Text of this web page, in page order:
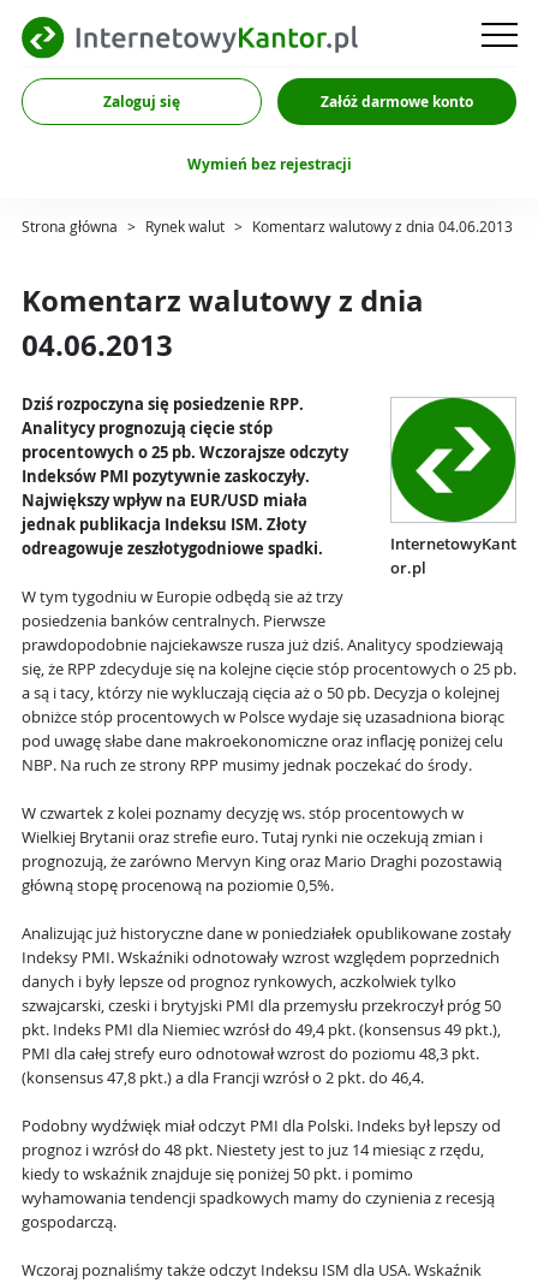
Zaloguj się Załóż darmowe konto
Wymień bez rejestracji
Strona główna > Rynek walut > Komentarz walutowy z dnia 04.06.2013
Komentarz walutowy z dnia
04.06.2013
InternetowyKant
or.pl
Dziś rozpoczyna się posiedzenie RPP.
Analitycy prognozują cięcie stóp
procentowych o 25 pb. Wczorajsze odczyty
Indeksów PMI pozytywnie zaskoczyły.
Największy wpływ na EUR/USD miała
jednak publikacja Indeksu ISM. Złoty
odreagowuje zeszłotygodniowe spadki.
W tym tygodniu w Europie odbędą sie aż trzy
posiedzenia banków centralnych. Pierwsze
prawdopodobnie najciekawsze rusza już dziś. Analitycy spodziewają
się, że RPP zdecyduje się na kolejne cięcie stóp procentowych o 25 pb.
a są i tacy, którzy nie wykluczają cięcia aż o 50 pb. Decyzja o kolejnej
obniżce stóp procentowych w Polsce wydaje się uzasadniona biorąc
pod uwagę słabe dane makroekonomiczne oraz inflację poniżej celu
NBP. Na ruch ze strony RPP musimy jednak poczekać do środy.
W czwartek z kolei poznamy decyzję ws. stóp procentowych w
Wielkiej Brytanii oraz strefie euro. Tutaj rynki nie oczekują zmian i
prognozują, że zarówno Mervyn King oraz Mario Draghi pozostawią
główną stopę procenową na poziomie 0,5%.
Analizując już historyczne dane w poniedziałek opublikowane zostały
Indeksy PMI. Wskaźniki odnotowały wzrost względem poprzednich
danych i były lepsze od prognoz rynkowych, aczkolwiek tylko
szwajcarski, czeski i brytyjski PMI dla przemysłu przekroczył próg 50
pkt. Indeks PMI dla Niemiec wzrósł do 49,4 pkt. (konsensus 49 pkt.),
PMI dla całej strefy euro odnotował wzrost do poziomu 48,3 pkt.
(konsensus 47,8 pkt.) a dla Francji wzrósł o 2 pkt. do 46,4.
Podobny wydźwięk miał odczyt PMI dla Polski. Indeks był lepszy od
prognoz i wzrósł do 48 pkt. Niestety jest to juz 14 miesiąc z rzędu,
kiedy to wskaźnik znajduje się poniżej 50 pkt. i pomimo
wyhamowania tendencji spadkowych mamy do czynienia z recesją
gospodarczą.
Wczoraj poznaliśmy także odczyt Indeksu ISM dla USA. Wskaźnik